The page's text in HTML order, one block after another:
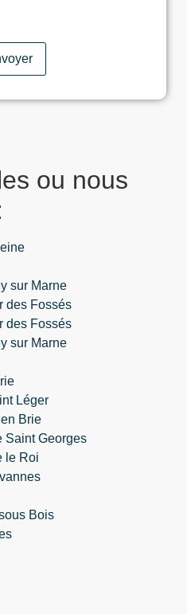
ou nous
sur Marne
des Fossés
des Fossés
sur Marne
Léger
Brie
Saint Georges
le Roi
Bois